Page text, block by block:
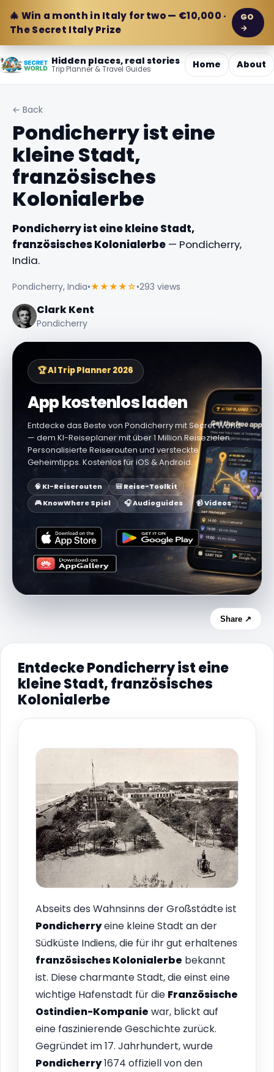
🎄 Win a month in Italy for two — €10,000 ·
The Secret Italy Prize
GO
→
Hidden places, real stories
Trip Planner & Travel Guides Home About
← Back
Pondicherry ist eine
kleine Stadt,
französisches
Kolonialerbe
Pondicherry ist eine kleine Stadt,
französisches Kolonialerbe — Pondicherry,
India.
Pondicherry, India•★★★★☆•293 views
Clark Kent
Pondicherry
🏆 AI Trip Planner 2026
App kostenlos laden
Entdecke das Beste von Pondicherry mit Secret World
— dem KI-Reiseplaner mit über 1 Million Reisezielen.
Personalisierte Reiserouten und versteckte
Geheimtipps. Kostenlos für iOS & Android.
🧠 KI-Reiserouten
🎒 Reise-Toolkit
🎮 KnowWhere Spiel
🎧 Audioguides 📹 Videos
Share ↗
Entdecke Pondicherry ist eine
kleine Stadt, französisches
Kolonialerbe
Abseits des Wahnsinns der Großstädte ist
Pondicherryeine kleine Stadt an der
Südküste Indiens, die für ihr gut erhaltenes
französisches Kolonialerbe bekannt
ist. Diese charmante Stadt, die einst eine
wichtige Hafenstadt für die Französische
Ostindien-Kompanie war, blickt auf
eine faszinierende Geschichte zurück.
Gegründet im 17. Jahrhundert, wurde
Pondicherry1674 offiziell von den